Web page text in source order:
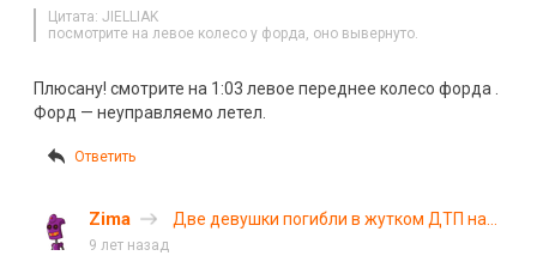
Цитата: JIELLIAK
посмотрите на левое колесо у форда, оно вывернуто.
Плюсану! смотрите на 1:03 левое переднее колесо форда .
Форд — неуправляемо летел.
Ответить
Zima
Две девушки погибли в жутком ДТП на
9 лет назад